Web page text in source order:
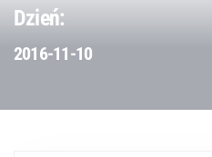
Dzień:
2016-11-10